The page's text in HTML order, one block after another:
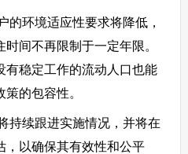
的环境适应性要求将降低，
间不再限制于一定年限。
有稳定工作的流动人口也能
的包容性。
持续跟进实施情况，并将在
，以确保其有效性和公平